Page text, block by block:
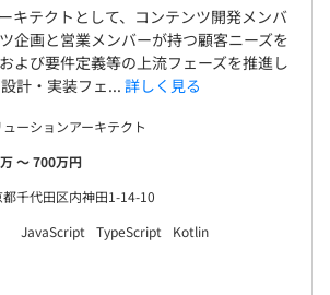
キテクトとして、コンテンツ開発メンバ
企画と営業メンバーが持つ顧客ニーズを
よび要件定義等の上流フェーズを推進し
計・実装フェ... 詳しく見る
ューションアーキテクト
〜 700万円
都千代田区内神田1-14-10
JavaScript TypeScript
Kotlin